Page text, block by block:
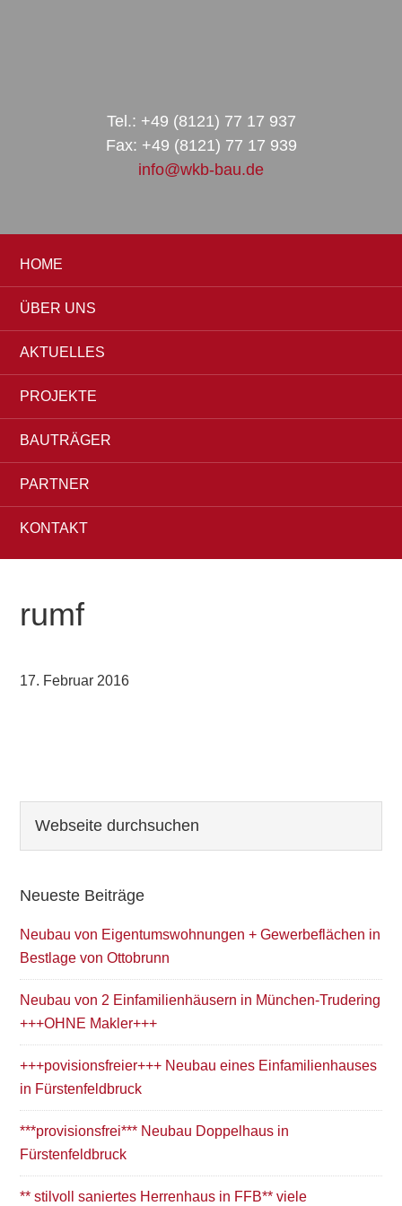
Tel.: +49 (8121) 77 17 937
Fax: +49 (8121) 77 17 939
info@wkb-bau.de
HOME
ÜBER UNS
AKTUELLES
PROJEKTE
BAUTRÄGER
PARTNER
KONTAKT
rumf
17. Februar 2016
Seitenspalte
durchsuchen
Neueste Beiträge
Neubau von Eigentumswohnungen + Gewerbeflächen in
Bestlage von Ottobrunn
Neubau von 2 Einfamilienhäusern in München-Trudering
+++OHNE Makler+++
+++povisionsfreier+++ Neubau eines Einfamilienhauses
in Fürstenfeldbruck
***provisionsfrei*** Neubau Doppelhaus in
Fürstenfeldbruck
** stilvoll saniertes Herrenhaus in FFB** viele